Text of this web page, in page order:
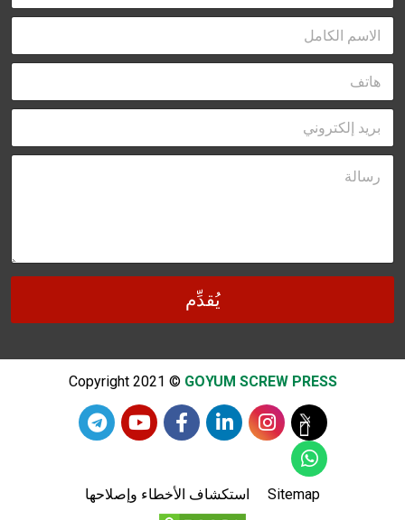
F
l
a
e
*
P
o
*
E
a
ر
يُقدِّم
Copyright 2021 © GOYUM SCREW PRESS
Sitemap استكشاف الأخطاء وإصلاحها